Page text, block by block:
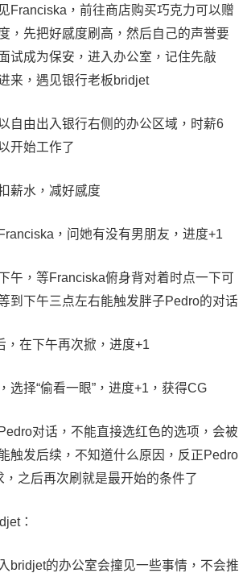
Franciska，前往商店购买巧克力可以赠
，先把好感度刷高，然后自己的声誉要
试成为保安，进入办公室，记住先敲
来，遇见银行老板bridjet
自由出入银行右侧的办公区域，时薪6
开始工作了
薪水，减好感度
，问她有没有男朋友，进度+1
午，等Franciska俯身背对着时点一下可
到下午三点左右能触发胖子Pedro的对话
，在下午再次掀，进度+1
选择“偷看一眼”，进度+1，获得CG
对话，不能直接选红色的选项，会被
触发后续，不知道什么原因，反正Pedro
之后再次刷就是最开始的条件了
：
bridjet的办公室会撞见一些事情，不会推